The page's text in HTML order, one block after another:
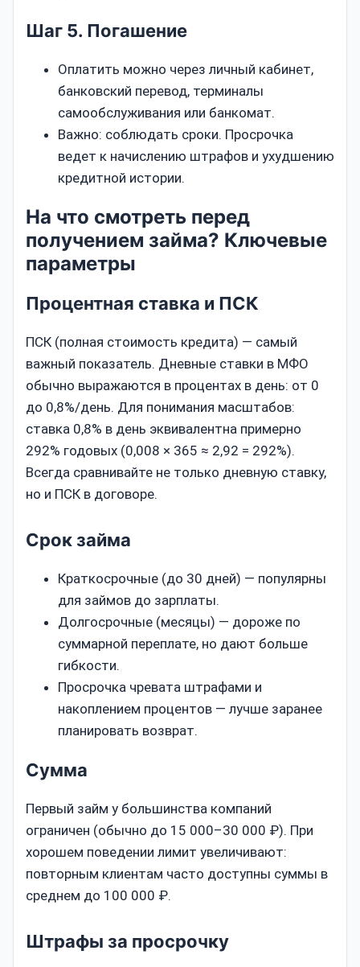
Шаг 5. Погашение
Оплатить можно через личный кабинет,
банковский перевод, терминалы
самообслуживания или банкомат.
Важно: соблюдать сроки. Просрочка
ведет к начислению штрафов и ухудшению
кредитной истории.
На что смотреть перед
получением займа? Ключевые
параметры
Процентная ставка и ПСК
ПСК (полная стоимость кредита) — самый
важный показатель. Дневные ставки в МФО
обычно выражаются в процентах в день: от 0
до 0,8%/день. Для понимания масштабов:
ставка 0,8% в день эквивалентна примерно
292% годовых (0,008 × 365 ≈ 2,92 = 292%).
Всегда сравнивайте не только дневную ставку,
но и ПСК в договоре.
Срок займа
Краткосрочные (до 30 дней) — популярны
для займов до зарплаты.
Долгосрочные (месяцы) — дороже по
суммарной переплате, но дают больше
гибкости.
Просрочка чревата штрафами и
накоплением процентов — лучше заранее
планировать возврат.
Сумма
Первый займ у большинства компаний
ограничен (обычно до 15 000–30 000 ₽). При
хорошем поведении лимит увеличивают:
повторным клиентам часто доступны суммы в
среднем до 100 000 ₽.
Штрафы за просрочку